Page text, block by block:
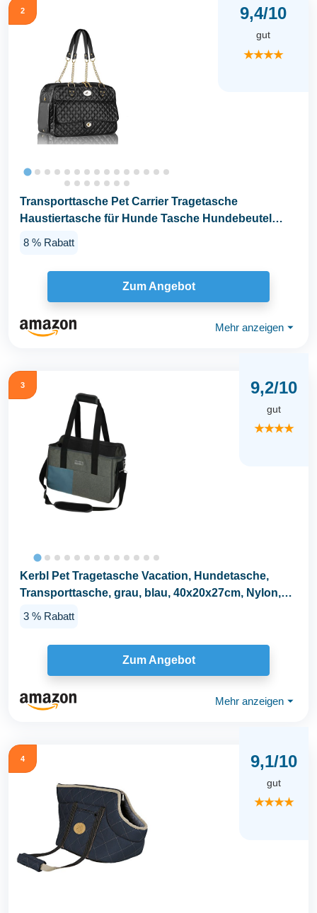
2 9,4/10
gut
★★★★
Transporttasche Pet Carrier Tragetasche
Haustiertasche für Hunde Tasche Hundebeutel
8 % Rabatt
Zum Angebot
Mehr anzeigen ⏷
3 9,2/10
gut
★★★★
Kerbl Pet Tragetasche Vacation, Hundetasche,
Transporttasche, grau, blau, 40x20x27cm, Nylon,
Hunde...
3 % Rabatt
Zum Angebot
Mehr anzeigen ⏷
4 9,1/10
gut
★★★★